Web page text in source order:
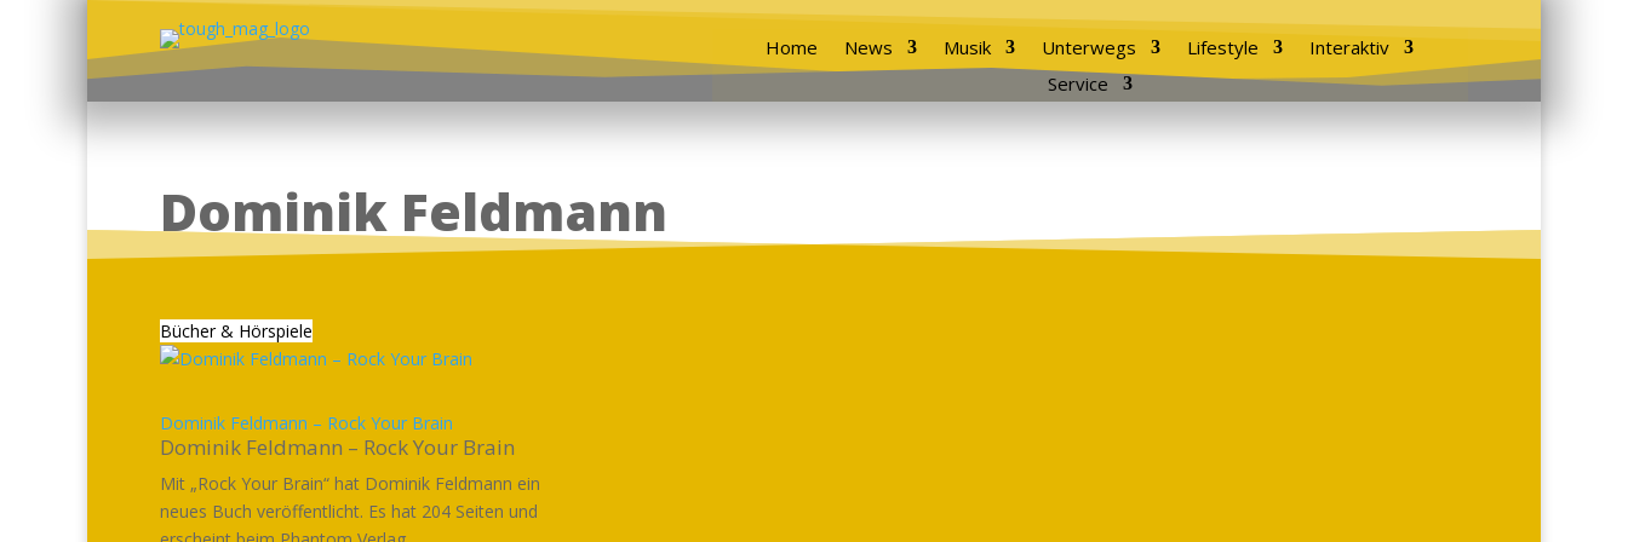
Home News Musik Unterwegs Lifestyle
Interaktiv
Service
Dominik Feldmann
Bücher & Hörspiele
Dominik Feldmann – Rock Your Brain
Dominik Feldmann – Rock Your Brain
Mit „Rock Your Brain“ hat Dominik Feldmann ein
neues Buch veröffentlicht. Es hat 204 Seiten und